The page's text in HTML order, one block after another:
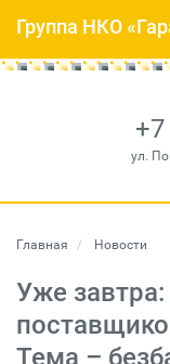
ул.
Группа НКО
Главная Новости
Уже
Тема –